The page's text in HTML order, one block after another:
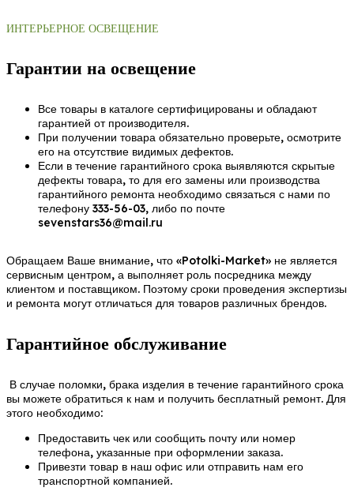
ИНТЕРЬЕРНОЕ ОСВЕЩЕНИЕ
Гарантии на освещение
Все товары в каталоге сертифицированы и обладают
гарантией от производителя.
При получении товара обязательно проверьте, осмотрите
его на отсутствие видимых дефектов.
Если в течение гарантийного срока выявляются скрытые
дефекты товара, то для его замены или производства
гарантийного ремонта необходимо связаться с нами по
телефону 333-56-03, либо по почте
sevenstars36@mail.ru
Обращаем Ваше внимание, что «Potolki-Market» не является
сервисным центром, а выполняет роль посредника между
клиентом и поставщиком. Поэтому сроки проведения экспертизы
и ремонта могут отличаться для товаров различных брендов.
Гарантийное обслуживание
В случае поломки, брака изделия в течение гарантийного срока
вы можете обратиться к нам и получить бесплатный ремонт. Для
этого необходимо:
Предоставить чек или сообщить почту или номер
телефона, указанные при оформлении заказа.
Привезти товар в наш офис или отправить нам его
транспортной компанией.